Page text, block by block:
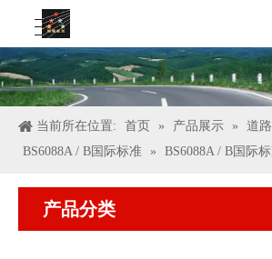
当前所在位置: 首页 » 产品展示 » 道
BS6088A / B国际标准
» BS6088A / B国际
产品分类